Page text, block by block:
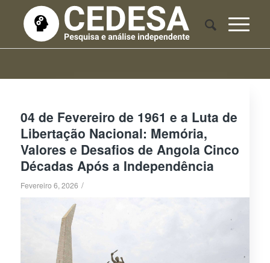
04 de Fevereiro de 1961 e a Luta de
Libertação Nacional: Memória,
Valores e Desafios de Angola Cinco
Décadas Após a Independência
Fevereiro 6, 2026 /